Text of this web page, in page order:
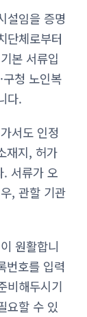
설임을 증명
단체로부터
본 서류입
구청 노인복
다.
서도 인정
재지, 허가
. 서류가 오
, 관할 기관
원활합니
번호를 입력
비해두시기
요할 수 있